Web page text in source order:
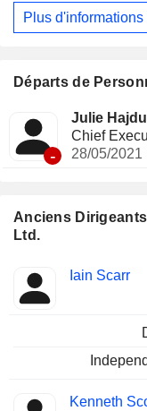
Anciens
Ltd.
Insider
Fonctions
Iain Scarr
Kenneth
Territoires du
également trois
lithium enfouies,
Nahanni. La
composant le
lithium DeStaffany
Plus
Départs de
-
Julie
Chief
28/05/2021